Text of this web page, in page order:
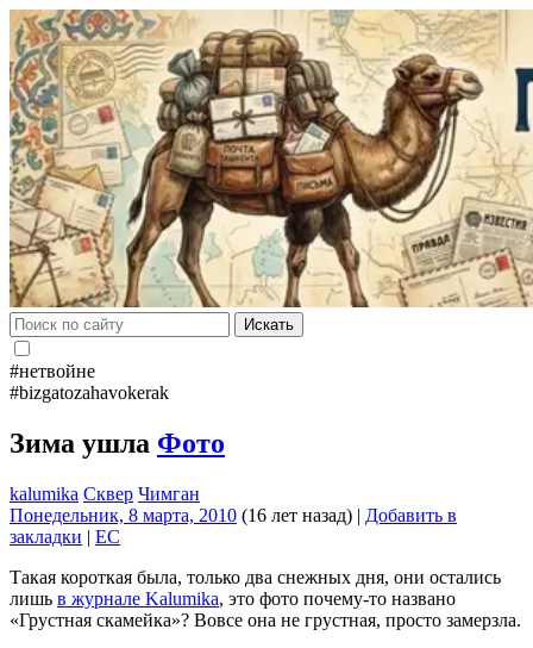
Искать
#нетвойне
#bizgatozahavokerak
Зима ушла Фото
kalumika Сквер Чимган
Понедельник, 8 марта, 2010 (16 лет назад) | Добавить в
закладки | EC
Такая короткая была, только два снежных дня, они остались
лишь в журнале Kalumika, это фото почему-то названо
«Грустная скамейка»? Вовсе она не грустная, просто замерзла.